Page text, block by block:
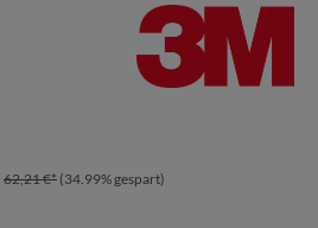
62,21 €* (34.99% gespart)